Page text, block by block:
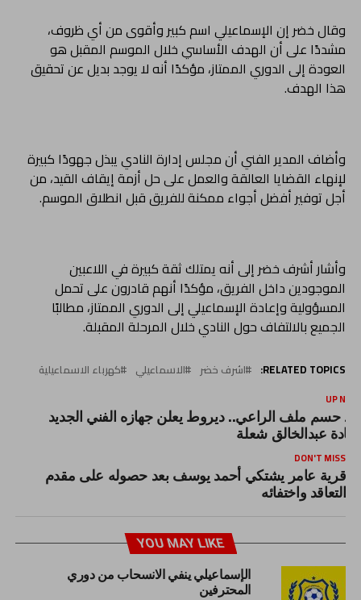
وقال خضر إن الإسماعيلي اسم كبير وأقوى من أي ظروف،
مشددًا على أن الهدف الأساسي خلال الموسم المقبل هو
العودة إلى الدوري الممتاز، مؤكدًا أنه لا يوجد بديل عن تحقيق
هذا الهدف.
وأضاف المدير الفني أن مجلس إدارة النادي يبذل جهودًا كبيرة
لإنهاء القضايا العالقة والعمل على حل أزمة إيقاف القيد، من
أجل توفير أفضل أجواء ممكنة للفريق قبل انطلاق الموسم.
وأشار أشرف خضر إلى أنه يمتلك ثقة كبيرة في اللاعبين
الموجودين داخل الفريق، مؤكدًا أنهم قادرون على تحمل
المسؤولية وإعادة الإسماعيلي إلى الدوري الممتاز، مطالبًا
الجميع بالالتفاف حول النادي خلال المرحلة المقبلة.
RELATED TOPICS: اشرف خضر الاسماعيلي كهرباء الاسماعيلية
UP
حسم ملف الراعي.. ديروط يعلن جهازه الفني الجديد
عبدالخالق شعلة
DON'T MISS
قرية عامر يشتكي أحمد يوسف بعد حصوله على مقدم
التعاقد واختفائه
YOU MAY LIKE
الإسماعيلي ينفي الانسحاب من دوري
المحترفين